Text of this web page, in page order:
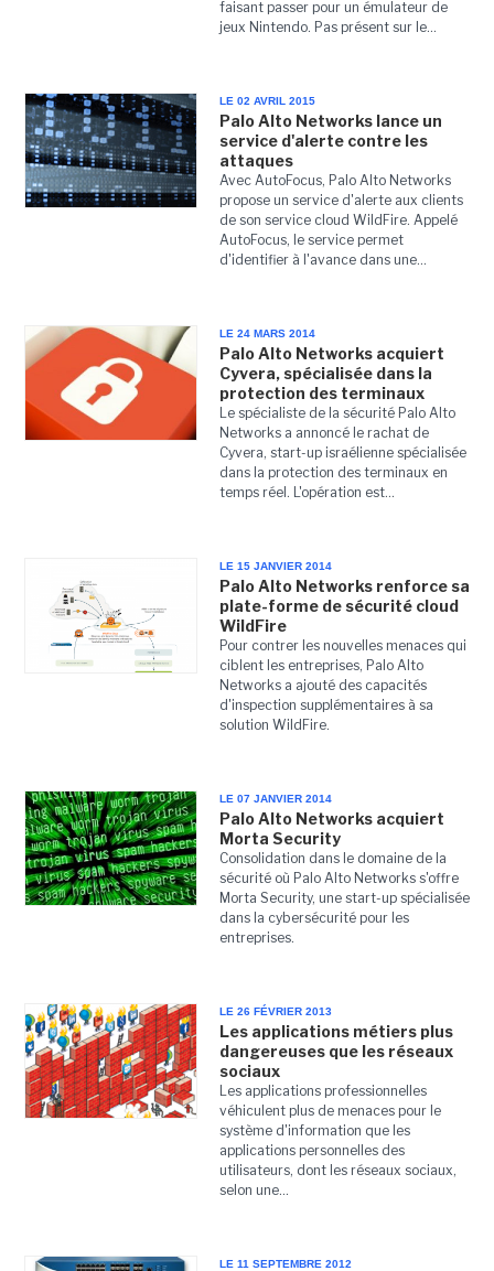
faisant passer pour un émulateur de
jeux Nintendo. Pas présent sur le...
LE 02 AVRIL 2015
Palo Alto Networks lance un
service d'alerte contre les
attaques
Avec AutoFocus, Palo Alto Networks
propose un service d'alerte aux clients
de son service cloud WildFire. Appelé
AutoFocus, le service permet
d'identifier à l'avance dans une...
LE 24 MARS 2014
Palo Alto Networks acquiert
Cyvera, spécialisée dans la
protection des terminaux
Le spécialiste de la sécurité Palo Alto
Networks a annoncé le rachat de
Cyvera, start-up israélienne spécialisée
dans la protection des terminaux en
temps réel. L'opération est...
LE 15 JANVIER 2014
Palo Alto Networks renforce sa
plate-forme de sécurité cloud
WildFire
Pour contrer les nouvelles menaces qui
ciblent les entreprises, Palo Alto
Networks a ajouté des capacités
d'inspection supplémentaires à sa
solution WildFire.
LE 07 JANVIER 2014
Palo Alto Networks acquiert
Morta Security
Consolidation dans le domaine de la
sécurité où Palo Alto Networks s'offre
Morta Security, une start-up spécialisée
dans la cybersécurité pour les
entreprises.
LE 26 FÉVRIER 2013
Les applications métiers plus
dangereuses que les réseaux
sociaux
Les applications professionnelles
véhiculent plus de menaces pour le
système d'information que les
applications personnelles des
utilisateurs, dont les réseaux sociaux,
selon une...
LE 11 SEPTEMBRE 2012